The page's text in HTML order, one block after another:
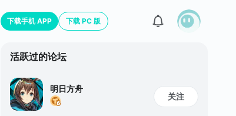
下载手机 APP 下载 PC 版
活跃过的论坛
明日方舟
关注